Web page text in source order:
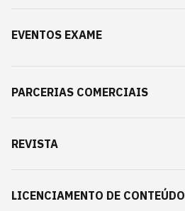
EVENTOS EXAME
PARCERIAS COMERCIAIS
REVISTA
LICENCIAMENTO DE CONTEÚDO